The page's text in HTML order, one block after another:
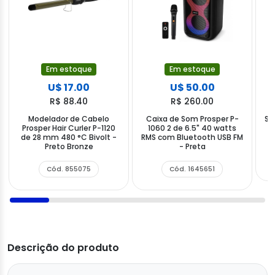
Em estoque
U$ 17.00
R$ 88.40
Modelador de Cabelo
Prosper Hair Curler P-1120
de 28 mm 480 °C Bivolt -
Preto Bronze
Cód. 855075
Em estoque
U$ 50.00
R$ 260.00
Caixa de Som Prosper P-
1060 2 de 6.5" 40 watts
RMS com Bluetooth USB FM
- Preta
Cód. 1645651
Descrição do produto